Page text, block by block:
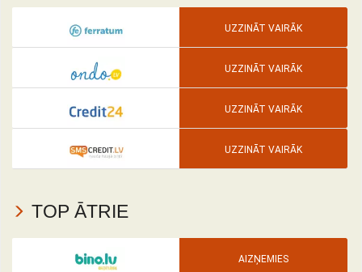
UZZINĀT VAIRĀK
UZZINĀT VAIRĀK
UZZINĀT VAIRĀK
UZZINĀT VAIRĀK
TOP ĀTRIE
AIZŅEMIES